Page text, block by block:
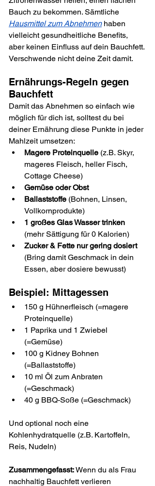
Bauch zu bekommen. Sämtliche
Hausmittel zum Abnehmen haben
vielleicht gesundheitliche Benefits,
aber keinen Einfluss auf dein Bauchfett.
Verschwende nicht deine Zeit damit.
Ernährungs-Regeln gegen
Bauchfett
Damit das Abnehmen so einfach wie
möglich für dich ist, solltest du bei
deiner Ernährung diese Punkte in jeder
Mahlzeit umsetzen:
Magere Proteinquelle (z.B. Skyr,
mageres Fleisch, heller Fisch,
Cottage Cheese)
Gemüse oder Obst
Ballaststoffe (Bohnen, Linsen,
Vollkornprodukte)
1 großes Glas Wasser trinken
(mehr Sättigung für 0 Kalorien)
Zucker & Fette nur gering dosiert
(Bring damit Geschmack in dein
Essen, aber dosiere bewusst)
Beispiel: Mittagessen
150 g Hühnerfleisch (=magere
Proteinquelle)
1 Paprika und 1 Zwiebel
(=Gemüse)
100 g Kidney Bohnen
(=Ballaststoffe)
10 ml Öl zum Anbraten
(=Geschmack)
40 g BBQ-Soße (=Geschmack)
Und optional noch eine
Kohlenhydratquelle (z.B. Kartoffeln,
Reis, Nudeln)
Zusammengefasst: Wenn du als Frau
nachhaltig Bauchfett verlieren